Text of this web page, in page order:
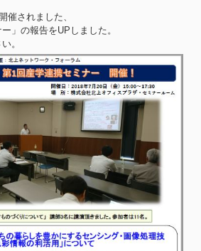
催されました、
」の報告をUPしました。
。